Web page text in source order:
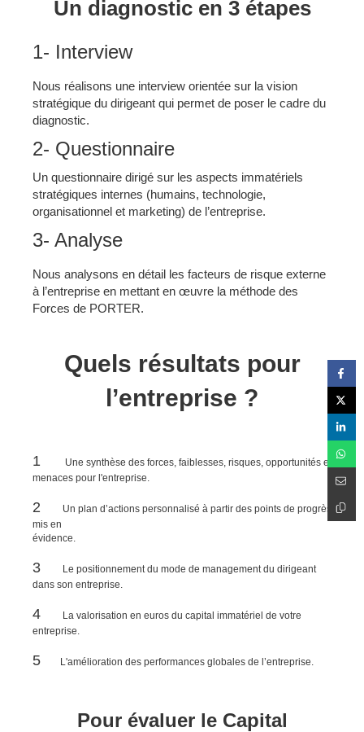
Un diagnostic en 3 étapes
1- Interview
Nous réalisons une interview orientée sur la vision
stratégique du dirigeant qui permet de poser le cadre du
diagnostic.
2- Questionnaire
Un questionnaire dirigé sur les aspects immatériels
stratégiques internes (humains, technologie,
organisationnel et marketing) de l’entreprise.
3- Analyse
Nous analysons en détail les facteurs de risque externe
à l’entreprise en mettant en œuvre la méthode des
Forces de PORTER.
Quels résultats pour
l’entreprise ?
1
Une synthèse des forces, faiblesses, risques, opportunités et
menaces pour l'entreprise.
2 Un plan d’actions personnalisé à partir des points de progrès
mis en
évidence.
3 Le positionnement du mode de management du dirigeant
dans son entreprise.
4 La valorisation en euros du capital immatériel de votre
entreprise.
5 L'amélioration des performances globales de l’entreprise.
Pour évaluer le Capital